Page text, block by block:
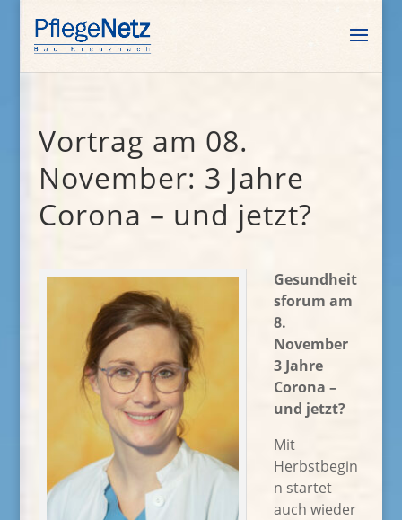
Vortrag am 08.
November: 3 Jahre
Corona – und jetzt?
Gesundheit
sforum am
8.
November
3 Jahre
Corona –
und jetzt?
Mit
Herbstbegin
n startet
auch wieder